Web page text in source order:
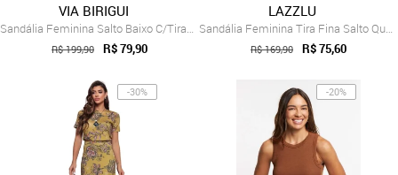
VIA BIRIGUI
Sandália Feminina Salto Baixo C/Tiras Tr...
R$ 199,90 R$ 79,90
LAZZLU
Sandália Feminina Tira Fina Salto Quadra...
R$ 169,90 R$ 75,60
-30% -20%